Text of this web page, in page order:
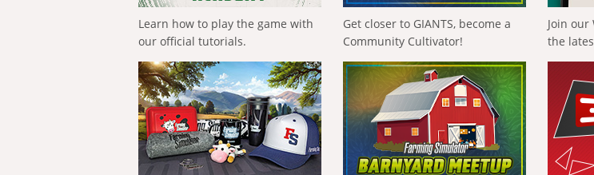
Learn how to play the game with
our official tutorials.
Get closer to GIANTS, become a
Community Cultivator!
Join
the